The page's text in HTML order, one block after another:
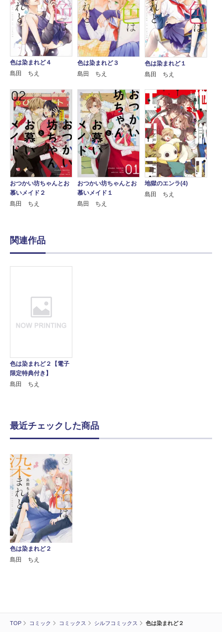
TOP コミック コミックス シルフコミックス 色は染まれど２
色は染まれど４
島田 ちえ
色は染まれど３
島田 ちえ
色は染まれど１
島田 ちえ
おつかい坊ちゃんとお
慕いメイド２
島田 ちえ
おつかい坊ちゃんとお
慕いメイド１
島田 ちえ
地獄のエンラ(4)
島田 ちえ
関連作品
色は染まれど２【電子
限定特典付き】
島田 ちえ
最近チェックした商品
色は染まれど２
島田 ちえ